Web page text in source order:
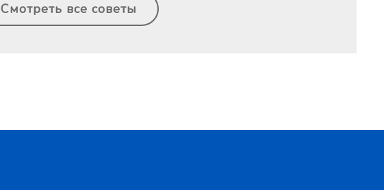
Смотреть все советы